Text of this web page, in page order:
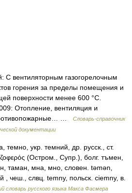
С вентиляторным газогорелочным
горения за пределы помещения и
поверхности менее 600 °С.
Отопление, вентиляция и
…
Словарь-справочник
документации
темно, укр. темний, др. русск., ст.
(Остром., Супр.), болг. тъмен,
таман, мна, мно, словен. tǝmǝn,
чеш., слвц. temny, польск. сiеmnу, в.
словарь русского языка Макса Фасмера